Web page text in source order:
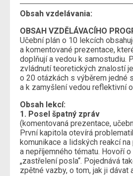
Obsah vzdelávania:
OBSAH VZDĚLÁVACÍHO
Učební plán o 10 lekcích
a komentované prezentace,
doplňují a vedou k samostudiu.
zvládnutí teoretických znalostí
o 20 otázkách s výběrem jedné
a k zamyšlení vedou reflektivní
Obsah lekcí:
1. Posel špatný zpráv
(komentovaná prezentace,
První kapitola otevírá
komunikace a lidských reakcí
a nepříjemného tématu. Hovoří
„zastřelení posla“. Pojednává
zpětné vazby, o tom, jak ji dávat